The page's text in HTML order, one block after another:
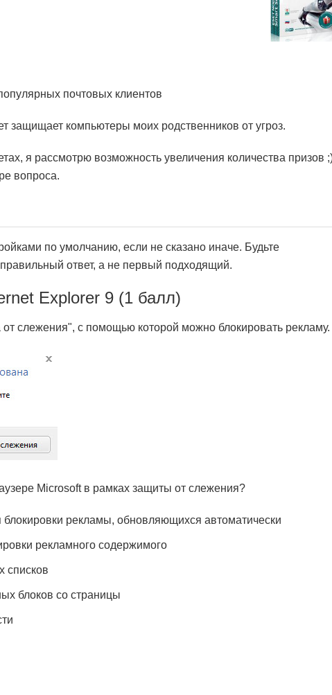
почтовых клиентов
защищает компьютеры моих родственников от угроз.
я рассмотрю возможность увеличения количества призов
вопроса.
по умолчанию, если не сказано иначе. Будьте
ответ, а не первый подходящий.
Explorer 9 (1 балл)
слежения", с помощью которой можно блокировать рекламу.
Microsoft в рамках защиты от слежения?
рекламы, обновляющихся автоматически
рекламного содержимого
списков
блоков со страницы